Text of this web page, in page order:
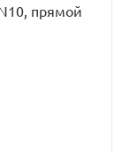
прямой